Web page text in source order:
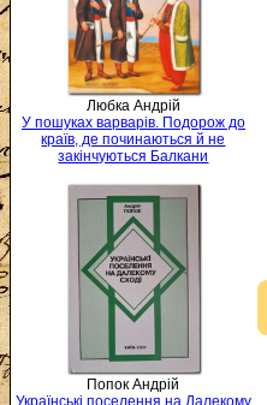
Любка Андрій
У пошуках варварів. Подорож до
країв, де починаються й не
закінчуються Балкани
Попок Андрій
Українські поселення на Далекому